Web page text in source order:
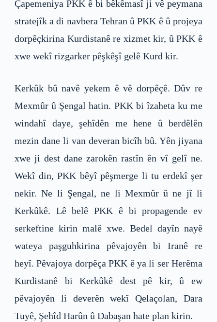
Çapemeniya PKK ê bi bêkêmasî ji vê peymana
stratejîk a di navbera Tehran û PKK ê û projeya
dorpêçkirina Kurdistanê re xizmet kir, û PKK ê
xwe wekî rizgarker pêşkêşî gelê Kurd kir.
Kerkûk bû navê yekem ê vê dorpêçê. Dûv re
Mexmûr û Şengal hatin. PKK bi îzaheta ku me
windahî daye, şehîdên me hene û berdêlên
mezin dane li van deveran bicîh bû. Yên jiyana
xwe ji dest dane zarokên rastîn ên vî gelî ne.
Wekî din, PKK bêyî pêşmerge li tu erdekî şer
nekir. Ne li Şengal, ne li Mexmûr û ne jî li
Kerkûkê. Lê belê PKK ê bi propagende ev
serkeftine kirin malê xwe. Bedel dayîn nayê
wateya paşguhkirina pêvajoyên bi Iranê re
heyî. Pêvajoya dorpêça PKK ê ya li ser Herêma
Kurdistanê bi Kerkûkê dest pê kir, û ew
pêvajoyên li deverên wekî Qelaçolan, Dara
Tuyê, Şehîd Harûn û Dabaşan hate plan kirin.